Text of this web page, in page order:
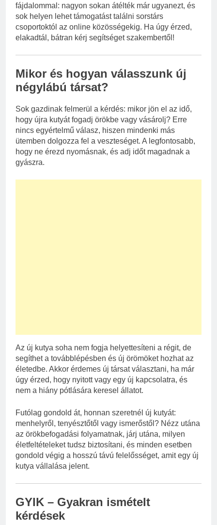
fájdalommal: nagyon sokan átélték már ugyanezt, és
sok helyen lehet támogatást találni sorstárs
csoportoktól az online közösségekig. Ha úgy érzed,
elakadtál, bátran kérj segítséget szakembertől!
Mikor és hogyan válasszunk új
négylábú társat?
Sok gazdinak felmerül a kérdés: mikor jön el az idő,
hogy újra kutyát fogadj örökbe vagy vásárolj? Erre
nincs egyértelmű válasz, hiszen mindenki más
ütemben dolgozza fel a veszteséget. A legfontosabb,
hogy ne érezd nyomásnak, és adj időt magadnak a
gyászra.
Az új kutya soha nem fogja helyettesíteni a régit, de
segíthet a továbblépésben és új örömöket hozhat az
életedbe. Akkor érdemes új társat választani, ha már
úgy érzed, hogy nyitott vagy egy új kapcsolatra, és
nem a hiány pótlására keresel állatot.
Futólag gondold át, honnan szeretnél új kutyát:
menhelyről, tenyésztőtől vagy ismerőstől? Nézz utána
az örökbefogadási folyamatnak, járj utána, milyen
életfeltételeket tudsz biztosítani, és minden esetben
gondold végig a hosszú távú felelősséget, amit egy új
kutya vállalása jelent.
GYIK – Gyakran ismételt
kérdések